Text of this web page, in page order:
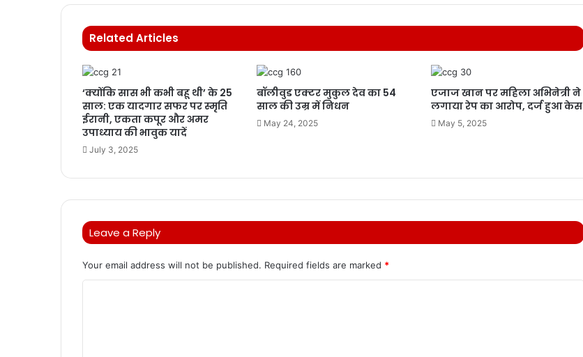
Related Articles
‘क्योंकि सास भी कभी बहू थी’ के 25
साल: एक यादगार सफर पर स्मृति
ईरानी, एकता कपूर और अमर
उपाध्याय की भावुक यादें
July 3, 2025
बॉलीवुड एक्टर मुकुल देव का 54
साल की उम्र में निधन
May 24, 2025
एजाज खान पर महिला अभिनेत्री ने
लगाया रेप का आरोप, दर्ज हुआ केस
May 5, 2025
Leave a Reply
Your email address will not be published. Required fields are marked *